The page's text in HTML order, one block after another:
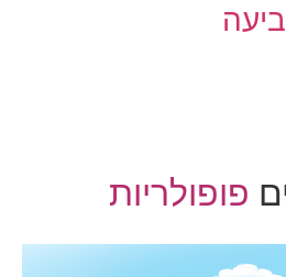
פופולריות